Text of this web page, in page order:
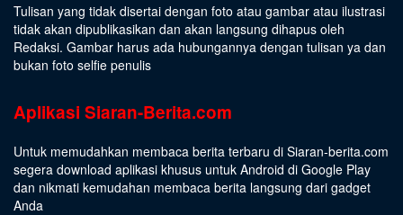
Tulisan yang tidak disertai dengan foto atau gambar atau ilustrasi
tidak akan dipublikasikan dan akan langsung dihapus oleh
Redaksi. Gambar harus ada hubungannya dengan tulisan ya dan
bukan foto selfie penulis
Aplikasi Siaran-Berita.com
Untuk memudahkan membaca berita terbaru di Siaran-berita.com
segera download aplikasi khusus untuk Android di Google Play
dan nikmati kemudahan membaca berita langsung dari gadget
Anda